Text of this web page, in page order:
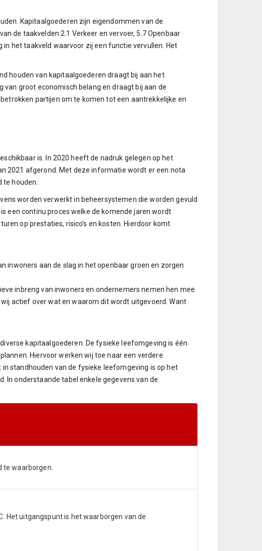
Kapitaalgoederen zijn eigendommen van de
de taakvelden 2.1 Verkeer en vervoer, 5.7 Openbaar
het taakveld waarvoor zij een functie vervullen. Het
houden van kapitaalgoederen draagt bij aan het
groot economisch belang en draagt bij aan de
partijen om te komen tot een aantrekkelijke en
is. In 2020 heeft de nadruk gelegen op het
2021 afgerond. Met deze informatie wordt er een nota
houden.
worden verwerkt in beheersystemen die worden gevuld
een continu proces welke de komende jaren wordt
op prestaties, risico’s en kosten. Hierdoor komt
inwoners aan de slag in het openbaar groen en zorgen
inbreng van inwoners en ondernemers nemen hen mee
actief over wat en waarom dit wordt uitgevoerd. Want
kapitaalgoederen. De fysieke leefomgeving is één
Hiervoor werken wij toe naar een verdere
standhouden van de fysieke leefomgeving is op het
In onderstaande tabel enkele gegevens van de
te waarborgen.
Het uitgangspunt is het waarborgen van de